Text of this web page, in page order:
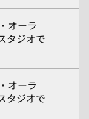
オーラ
タジオで
オーラ
タジオで